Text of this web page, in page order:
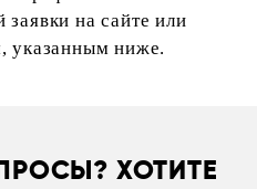
на сайте или
указанным ниже.
ХОТИТЕ